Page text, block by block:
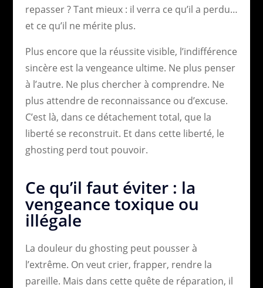
repasser ? Tant mieux : il verra ce qu’il a perdu…
et ce qu’il ne mérite plus.
Plus encore que la réussite visible, l’indifférence
sincère est la vengeance ultime. Ne plus penser
à l’autre. Ne plus chercher à comprendre. Ne
plus attendre de reconnaissance ou d’excuse.
C’est là, dans ce détachement total, que la
liberté se reconstruit. Et dans cette liberté, le
ghosting perd tout pouvoir.
Ce qu’il faut éviter : la
vengeance toxique ou
illégale
La douleur du ghosting peut pousser à
l’extrême. On veut crier, frapper, rendre la
pareille. Mais dans cette quête de réparation, il